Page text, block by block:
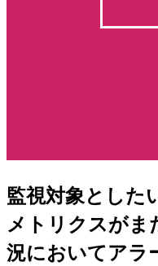
監視対象とし
メトリクスがま
況においてアラ